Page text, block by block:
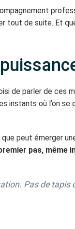
tout de suite. Et
de parler de ces
instants où l’on se
peut émerger
pas, même
Pas de